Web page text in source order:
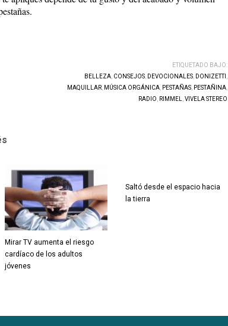
ETIQUETADO BAJO:
BELLEZA CONSEJOS DEVOCIONALES DONIZETTI
MAQUILLAR MÚSICA ORGÁNICA PESTAÑAS PESTAÑINA
RADIO
RIMMEL VIVELA STEREO
Mirar TV aumenta el riesgo
cardíaco de los adultos
jóvenes
Saltó desde el espacio hacia
la tierra